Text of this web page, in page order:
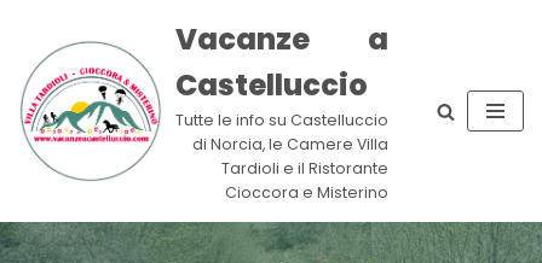
Vai
al
contenuto
Vacanze a
Castelluccio
Tutte le info su Castelluccio
di Norcia, le Camere Villa
Tardioli e il Ristorante
Cioccora e Misterino